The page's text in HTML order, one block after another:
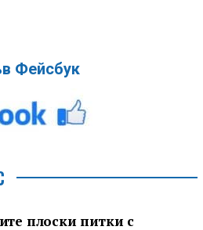
Фейсбук
плоски питки с